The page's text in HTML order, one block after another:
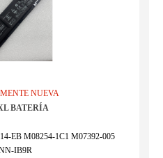
NUEVA
BATERÍA
EB M08254-1C1 M07392-005
IB9R